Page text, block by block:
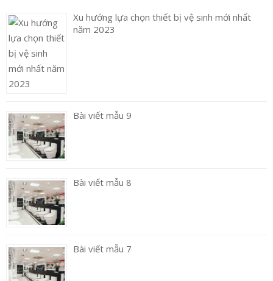
Xu hướng lựa chọn thiết bị vệ sinh mới nhất
năm 2023
Bài viết mẫu 9
Bài viết mẫu 8
Bài viết mẫu 7